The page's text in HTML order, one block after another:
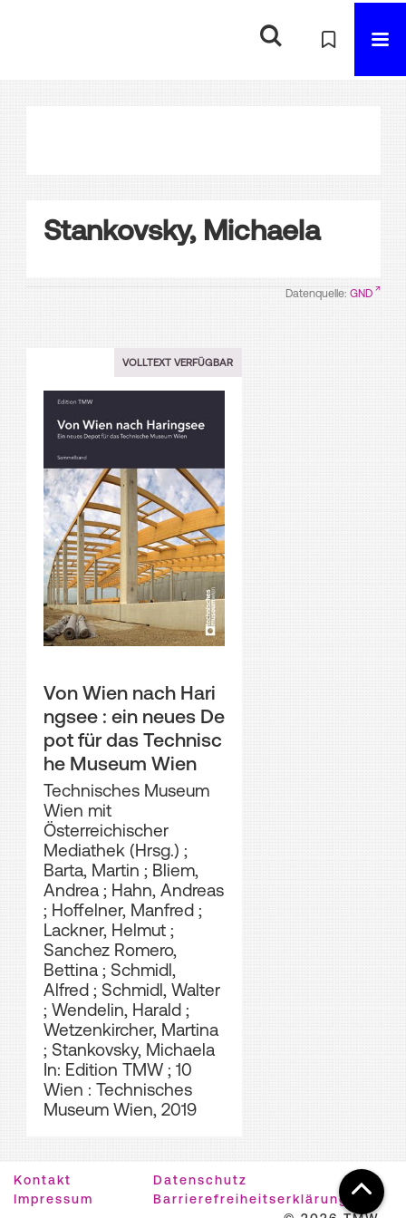
Stankovsky, Michaela
Datenquelle: GND
VOLLTEXT VERFÜGBAR
Von Wien nach Hari
ngsee : ein neues De
pot für das Technisc
he Museum Wien
Technisches Museum
Wien mit
Österreichischer
Mediathek (Hrsg.) ;
Barta, Martin ; Bliem,
Andrea; Hahn, Andreas
; Hoffelner, Manfred;
Lackner, Helmut;
Sanchez Romero,
Bettina; Schmidl,
Alfred; Schmidl, Walter
; Wendelin, Harald;
Wetzenkircher, Martina
; Stankovsky, Michaela
In: Edition TMW ; 10
Wien : Technisches
Museum Wien, 2019
Kontakt
Datenschutz
Impressum
Barrierefreiheitserklärung